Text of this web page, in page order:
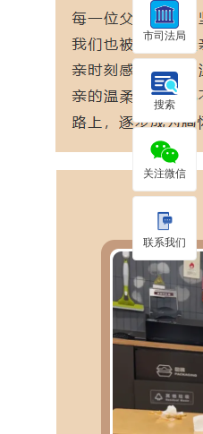
市司法局
搜索
关注微信
联系我们